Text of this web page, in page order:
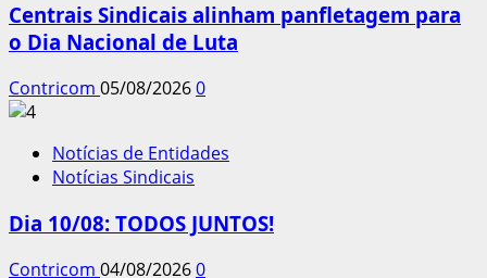
Centrais Sindicais alinham panfletagem para
o Dia Nacional de Luta
Contricom 05/08/20260
Notícias de Entidades
Notícias Sindicais
Dia 10/08: TODOS JUNTOS!
Contricom 04/08/20260